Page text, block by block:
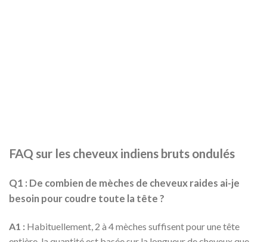
FAQ sur les cheveux indiens bruts ondulés
Q1 : De combien de mèches de cheveux raides ai-je
besoin pour coudre toute la tête ?
A1 : Habituellement, 2 à 4 mèches suffisent pour une tête